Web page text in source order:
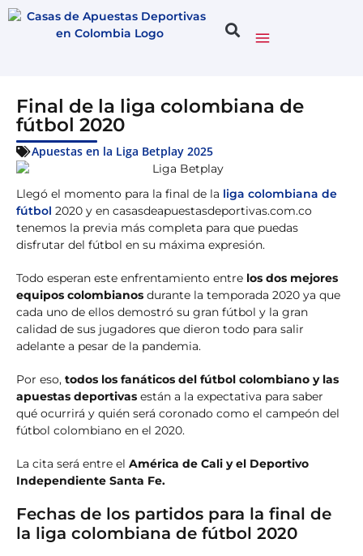
Final de la liga colombiana de
fútbol 2020
Apuestas en la Liga Betplay 2025
Llegó el momento para la final de la liga colombiana de
fútbol 2020 y en casasdeapuestasdeportivas.com.co
tenemos la previa más completa para que puedas
disfrutar del fútbol en su máxima expresión.
Todo esperan este enfrentamiento entre los dos mejores
equipos colombianos durante la temporada 2020 ya que
cada uno de ellos demostró su gran fútbol y la gran
calidad de sus jugadores que dieron todo para salir
adelante a pesar de la pandemia.
Por eso, todos los fanáticos del fútbol colombiano y las
apuestas deportivas están a la expectativa para saber
qué ocurrirá y quién será coronado como el campeón del
fútbol colombiano en el 2020.
La cita será entre el América de Cali y el Deportivo
Independiente Santa Fe.
Fechas de los partidos para la final de
la liga colombiana de fútbol 2020